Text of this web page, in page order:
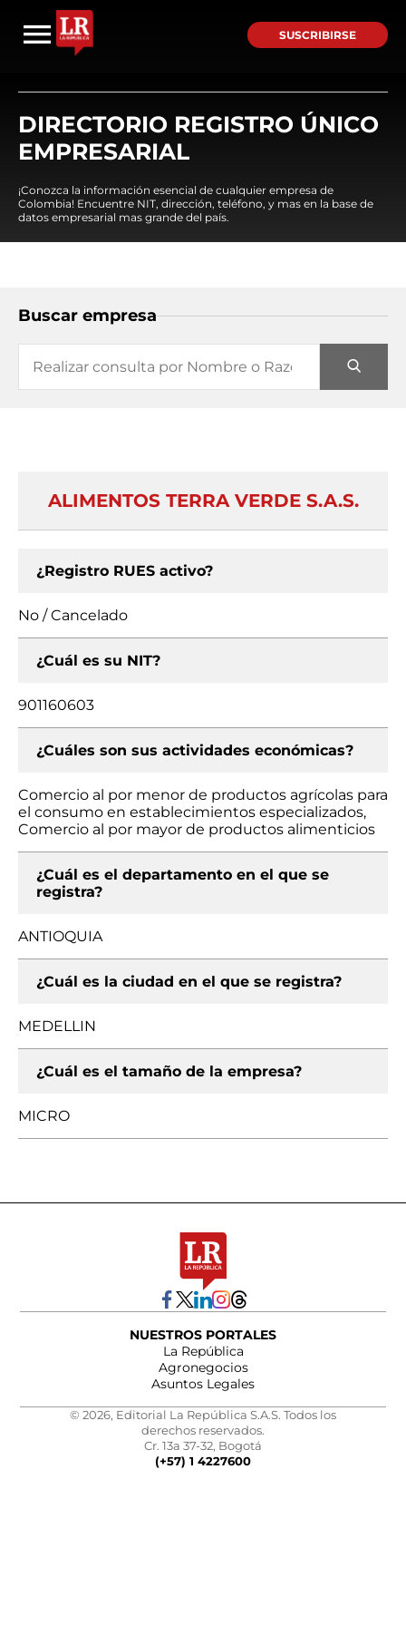
SUSCRIBIRSE
DIRECTORIO REGISTRO ÚNICO
EMPRESARIAL
¡Conozca la información esencial de cualquier empresa de
Colombia! Encuentre NIT, dirección, teléfono, y mas en la base de
datos empresarial mas grande del país.
Buscar empresa
ALIMENTOS TERRA VERDE S.A.S.
¿Registro RUES activo?
No / Cancelado
¿Cuál es su NIT?
901160603
¿Cuáles son sus actividades económicas?
Comercio al por menor de productos agrícolas para
el consumo en establecimientos especializados,
Comercio al por mayor de productos alimenticios
¿Cuál es el departamento en el que se
registra?
ANTIOQUIA
¿Cuál es la ciudad en el que se registra?
MEDELLIN
¿Cuál es el tamaño de la empresa?
MICRO
NUESTROS PORTALES
La República
Agronegocios
Asuntos Legales
© 2026, Editorial La República S.A.S. Todos los
derechos reservados.
Cr. 13a 37-32, Bogotá
(+57) 1 4227600